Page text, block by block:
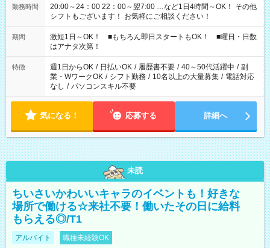
勤務時間
20:00～24：00 22：00～翌7:00 …など1日4時間～OK！ その他
シフトもございます！ お気軽にご相談ください！
期間
激短1日～OK！ ■もちろん即日スタートもOK！ ■曜日・日数
はアナタ次第！
特徴 週1日からOK / 日払いOK / 履歴書不要 / 40～50代活躍中 / 副
業・WワークOK / シフト勤務 / 10名以上の大量募集 / 電話対応
なし / パソコンスキル不要
気になる！ 応募する 詳細へ
未読
ちいさいかわいいキャラのイベントも！好きな
場所で働ける☆来社不要！働いたその日に給料
もらえる◎/T1
アルバイト 職種未経験OK